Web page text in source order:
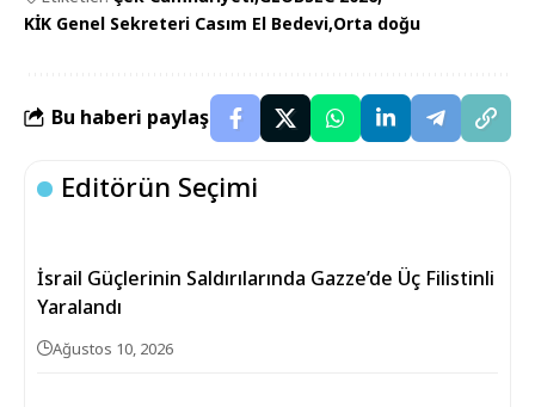
KİK Genel Sekreteri Casım El Bedevi Orta doğu
Bu haberi paylaş
Editörün Seçimi
İsrail Güçlerinin Saldırılarında Gazze’de Üç Filistinli
Yaralandı
Ağustos 10, 2026